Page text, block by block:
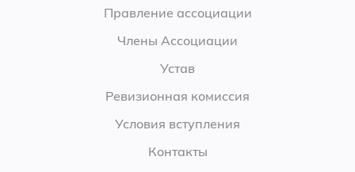
Правление ассоциации
Члены Ассоциации
Устав
Ревизионная комиссия
Условия вступления
Контакты